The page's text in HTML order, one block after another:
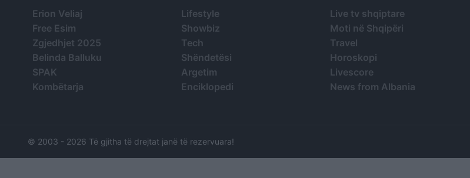
Erion Veliaj
Free Esim
Zgjedhjet 2025
Belinda Balluku
SPAK
Kombëtarja
Lifestyle
Showbiz
Tech
Shëndetësi
Argetim
Enciklopedi
Live tv shqiptare
Moti në Shqipëri
Travel
Horoskopi
Livescore
News from Albania
© 2003 - 2026 Të gjitha të drejtat janë të rezervuara!